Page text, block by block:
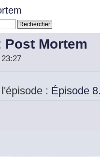
Post Mortem
: Épisode